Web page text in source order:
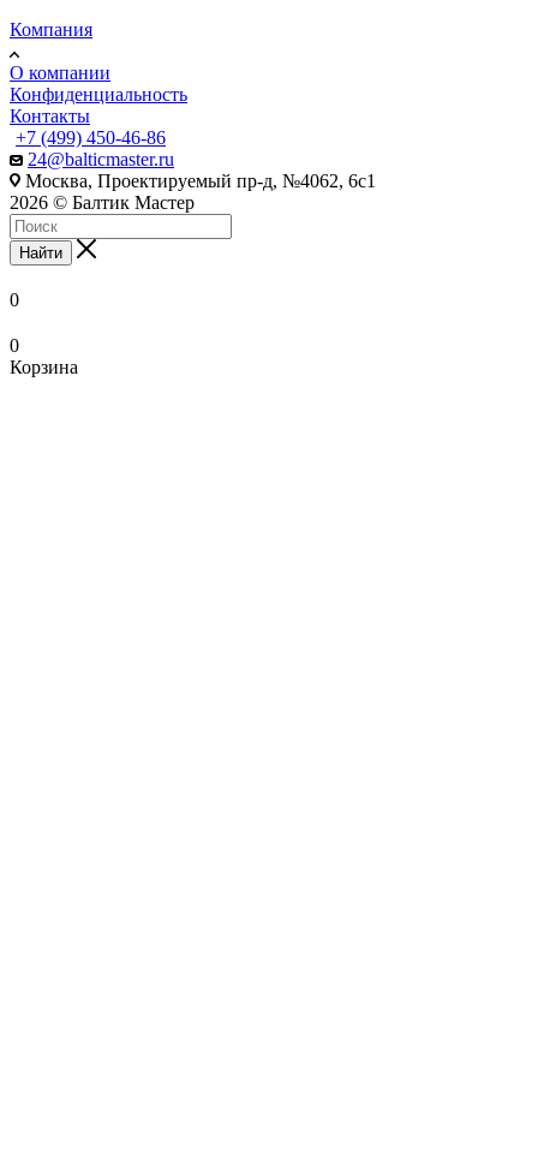
Компания
О компании
Конфиденциальность
Контакты
+7 (499) 450-46-86
24@balticmaster.ru
Москва, Проектируемый пр-д, №4062, 6с1
2026 © Балтик Мастер
Найти
0
0
Корзина